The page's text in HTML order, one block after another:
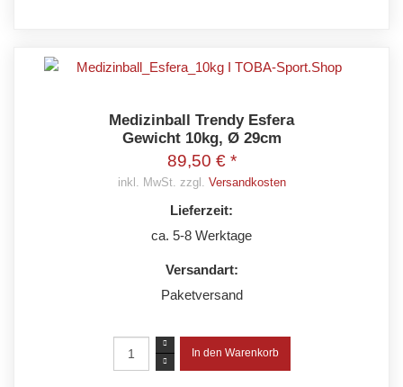
Medizinball Trendy Esfera
Gewicht 10kg, Ø 29cm
89,50 € *
inkl. MwSt. zzgl. Versandkosten
Lieferzeit:
ca. 5-8 Werktage
Versandart:
Paketversand